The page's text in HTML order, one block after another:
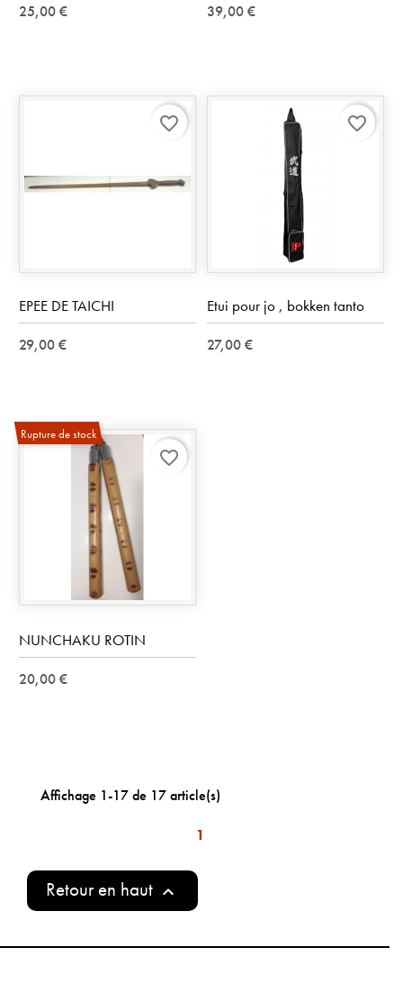
25,00 € 39,00 €
EPEE DE TAICHI
29,00 €
favorite_border
Etui pour jo , bokken tanto
27,00 €
favorite_border
Rupture de stock
NUNCHAKU ROTIN
20,00 €
favorite_border
Affichage 1-17 de 17 article(s)
1
Retour en haut 